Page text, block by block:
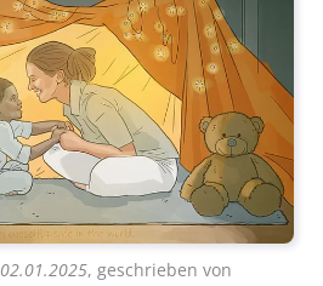
02.01.2025, geschrieben von